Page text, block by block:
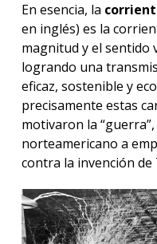
En esencia, la
en inglés) es la
magnitud y el sentido
logrando una
eficaz, sostenible y
precisamente estas
motivaron la
norteamericano a
contra la invención de